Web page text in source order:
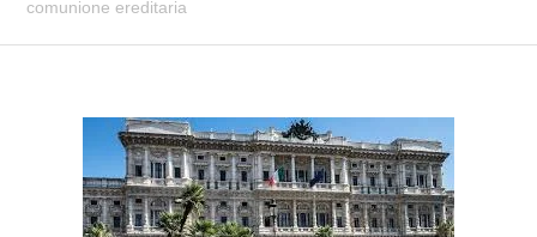
comunione ereditaria